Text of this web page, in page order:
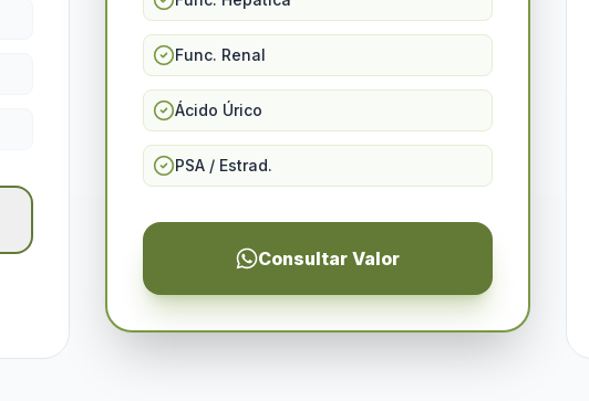
Func. Renal
Ácido Úrico
PSA / Estrad.
Consultar Valor